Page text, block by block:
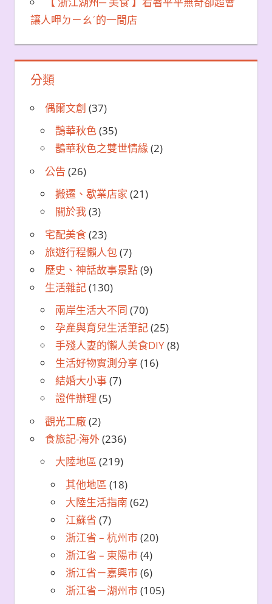
讓人呷ㄉㄧㄠˊ的一間店
分類
偶爾文創 (37)
鵲華秋色(35)
鵲華秋色之雙世情緣(2)
公告 (26)
搬遷、歇業店家 (21)
關於我(3)
宅配美食(23)
旅遊行程懶人包(7)
歷史、神話故事景點(9)
生活雜記(130)
兩岸生活大不同 (70)
孕產與育兒生活筆記(25)
手殘人妻的懶人美食DIY(8)
生活好物實測分享 (16)
結婚大小事(7)
證件辦理 (5)
觀光工廠(2)
食旅記-海外(236)
大陸地區 (219)
其他地區 (18)
大陸生活指南 (62)
江蘇省 (7)
浙江省 – 杭州市(20)
浙江省 – 東陽市(4)
浙江省－嘉興市(6)
浙江省－湖州市(105)